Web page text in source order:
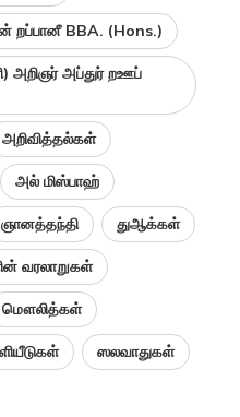
BBA. (Hons.)
அறிஞர் அப்துர் றஊப்
அறிவித்தல்கள்
அல் மிஸ்பாஹ்
ஞானத்தந்தி துஆக்கள்
வரலாறுகள்
மௌலித்கள்
ஸலவாதுகள்